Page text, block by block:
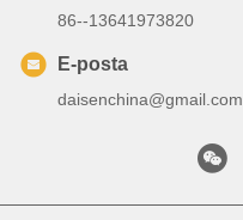
86--13641973820
E-posta
daisenchina@gmail.com